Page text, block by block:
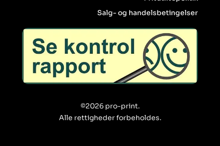
Salg- og handelsbetingelser
©2026 pro-print.
Alle rettigheder forbeholdes.